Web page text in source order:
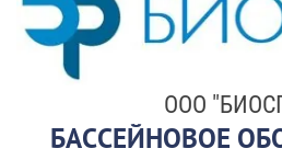
ООО
БАССЕЙНОВОЕ